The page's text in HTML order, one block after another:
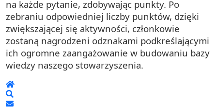
na każde pytanie, zdobywając punkty. Po
zebraniu odpowiedniej liczby punktów, dzięki
zwiększającej się aktywności, członkowie
zostaną nagrodzeni odznakami podkreślającymi
ich ogromne zaangażowanie w budowaniu bazy
wiedzy naszego stowarzyszenia.
Home